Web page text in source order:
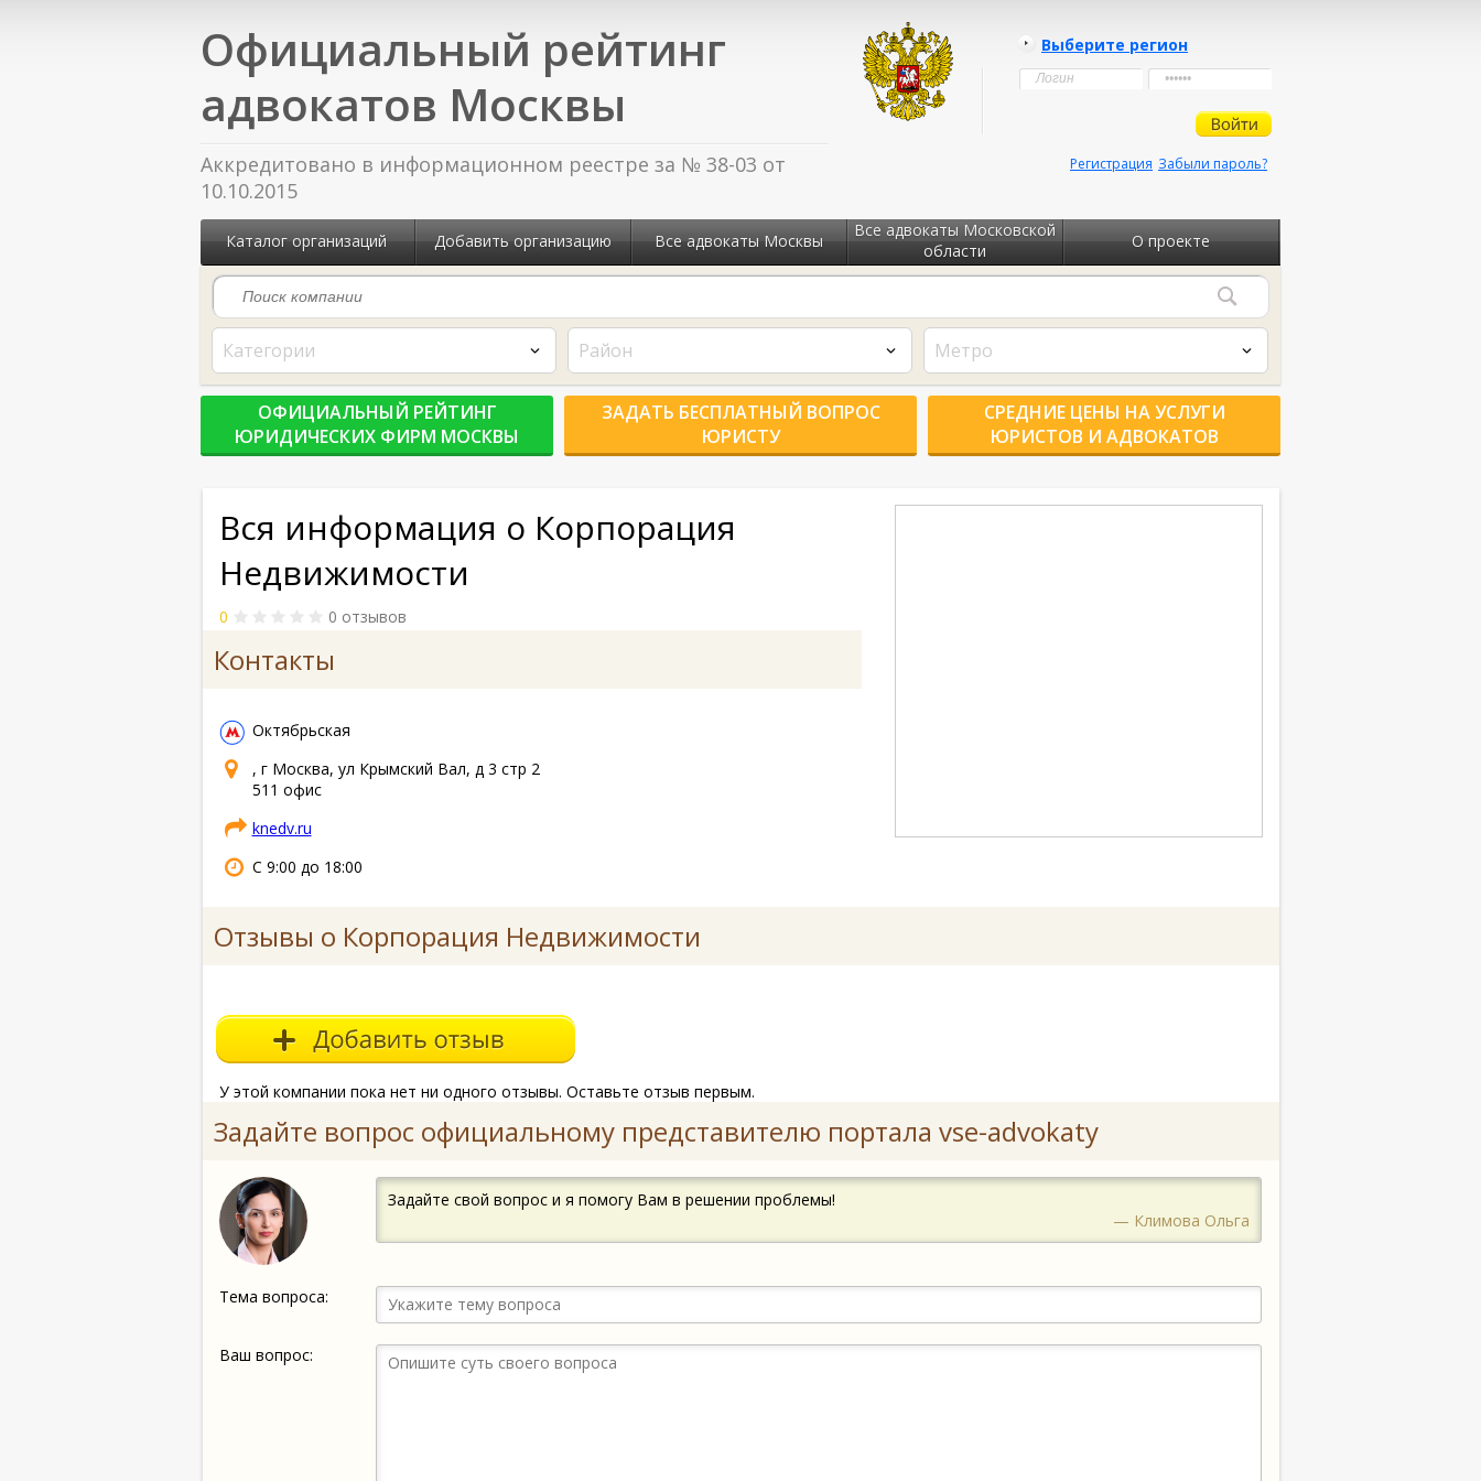
Официальный рейтинг
адвокатов Москвы
Аккредитовано в информационном реестре за № 38-03 от
10.10.2015
Выберите регион
Забыли пароль?
Регистрация
Каталог организаций Добавить организацию Все адвокаты Москвы
Все адвокаты Московской
области
О проекте
Категории Район Метро
ОФИЦИАЛЬНЫЙ РЕЙТИНГ
ЮРИДИЧЕСКИХ ФИРМ МОСКВЫ
ЗАДАТЬ БЕСПЛАТНЫЙ ВОПРОС
ЮРИСТУ
СРЕДНИЕ ЦЕНЫ НА УСЛУГИ
ЮРИСТОВ И АДВОКАТОВ
Вся информация о Корпорация
Недвижимости
0 0 отзывов
Контакты
Октябрьская
, г Москва, ул Крымский Вал, д 3 стр 2
511 офис
knedv.ru
С 9:00 до 18:00
Отзывы о Корпорация Недвижимости
У этой компании пока нет ни одного отзывы. Оставьте отзыв первым.
Задайте вопрос официальному представителю портала vse-advokaty
Задайте свой вопрос и я помогу Вам в решении проблемы!
— Климова Ольга
Тема вопроса:
Ваш вопрос: